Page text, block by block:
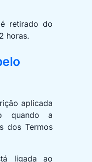
retirado do
horas.
aplicada
quando a
dos Termos
ligada ao